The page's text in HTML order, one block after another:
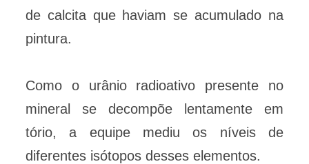
de calcita que haviam se acumulado na
pintura.
Como o urânio radioativo presente no
mineral se decompõe lentamente em
tório, a equipe mediu os níveis de
diferentes isótopos desses elementos.